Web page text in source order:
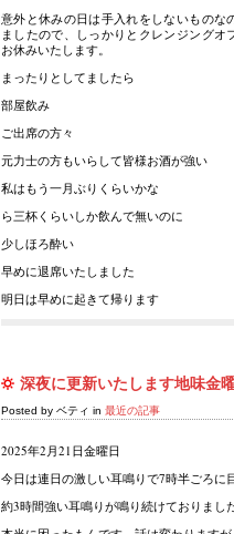
意外と休みの日は手入れをしないものな
ましたので、しっかりとクレンジングオ
お休みいたします。
まったりとしてましたら
部屋飲み
ご出席の方々
元力士の方もいらして皆様お酒が強い
私はもう一月ぶりくらいかな
ら三杯くらいしか飲んで無いのに
少しほろ酔い
早めに退席いたしました
明日は早めに起きて帰ります
深夜に更新いたします地味金
Posted by ベティ in 最近の記事
2025年2月21日金曜日
今日は連日の激しい耳鳴りで7時半ごろに
約3時間強い耳鳴りが鳴り続けておりまし